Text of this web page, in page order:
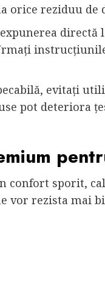
orice reziduu de
directă
evitați
pot deteriora
confort sporit,
vor rezista mai